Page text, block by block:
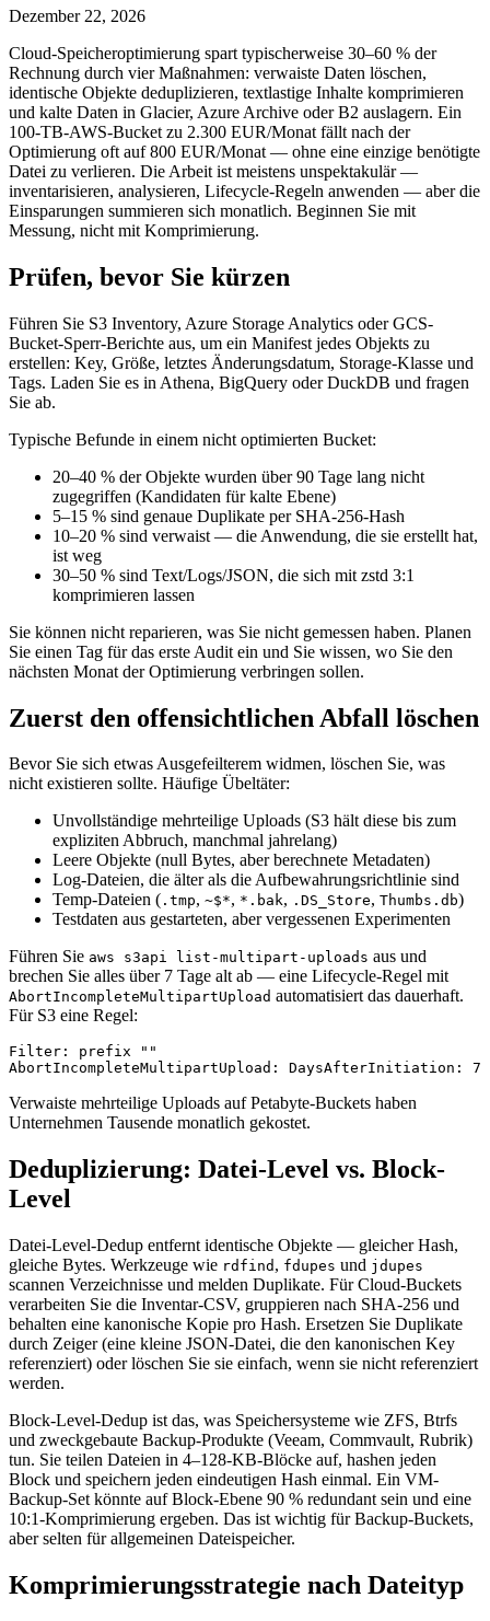
Dezember 22, 2026
Cloud-Speicheroptimierung spart typischerweise 30–60 % der
Rechnung durch vier Maßnahmen: verwaiste Daten löschen,
identische Objekte deduplizieren, textlastige Inhalte komprimieren
und kalte Daten in Glacier, Azure Archive oder B2 auslagern. Ein
100-TB-AWS-Bucket zu 2.300 EUR/Monat fällt nach der
Optimierung oft auf 800 EUR/Monat — ohne eine einzige benötigte
Datei zu verlieren. Die Arbeit ist meistens unspektakulär —
inventarisieren, analysieren, Lifecycle-Regeln anwenden — aber die
Einsparungen summieren sich monatlich. Beginnen Sie mit
Messung, nicht mit Komprimierung.
Prüfen, bevor Sie kürzen
Führen Sie S3 Inventory, Azure Storage Analytics oder GCS-
Bucket-Sperr-Berichte aus, um ein Manifest jedes Objekts zu
erstellen: Key, Größe, letztes Änderungsdatum, Storage-Klasse und
Tags. Laden Sie es in Athena, BigQuery oder DuckDB und fragen
Sie ab.
Typische Befunde in einem nicht optimierten Bucket:
20–40 % der Objekte wurden über 90 Tage lang nicht
zugegriffen (Kandidaten für kalte Ebene)
5–15 % sind genaue Duplikate per SHA-256-Hash
10–20 % sind verwaist — die Anwendung, die sie erstellt hat,
ist weg
30–50 % sind Text/Logs/JSON, die sich mit zstd 3:1
komprimieren lassen
Sie können nicht reparieren, was Sie nicht gemessen haben. Planen
Sie einen Tag für das erste Audit ein und Sie wissen, wo Sie den
nächsten Monat der Optimierung verbringen sollen.
Zuerst den offensichtlichen Abfall löschen
Bevor Sie sich etwas Ausgefeilterem widmen, löschen Sie, was
nicht existieren sollte. Häufige Übeltäter:
Unvollständige mehrteilige Uploads (S3 hält diese bis zum
expliziten Abbruch, manchmal jahrelang)
Leere Objekte (null Bytes, aber berechnete Metadaten)
Log-Dateien, die älter als die Aufbewahrungsrichtlinie sind
Temp-Dateien ( .tmp, ~$*, *.bak, .DS_Store, Thumbs.db)
Testdaten aus gestarteten, aber vergessenen Experimenten
Führen Sie aws s3api list-multipart-uploads aus und
brechen Sie alles über 7 Tage alt ab — eine Lifecycle-Regel mit
AbortIncompleteMultipartUpload automatisiert das dauerhaft.
Für S3 eine Regel:
Filter: prefix ""
Verwaiste mehrteilige Uploads auf Petabyte-Buckets haben
Unternehmen Tausende monatlich gekostet.
Deduplizierung: Datei-Level vs. Block-
Level
Datei-Level-Dedup entfernt identische Objekte — gleicher Hash,
gleiche Bytes. Werkzeuge wie rdfind , fdupes und jdupes
scannen Verzeichnisse und melden Duplikate. Für Cloud-Buckets
verarbeiten Sie die Inventar-CSV, gruppieren nach SHA-256 und
behalten eine kanonische Kopie pro Hash. Ersetzen Sie Duplikate
durch Zeiger (eine kleine JSON-Datei, die den kanonischen Key
referenziert) oder löschen Sie sie einfach, wenn sie nicht referenziert
werden.
Block-Level-Dedup ist das, was Speichersysteme wie ZFS, Btrfs
und zweckgebaute Backup-Produkte (Veeam, Commvault, Rubrik)
tun. Sie teilen Dateien in 4–128-KB-Blöcke auf, hashen jeden
Block und speichern jeden eindeutigen Hash einmal. Ein VM-
Backup-Set könnte auf Block-Ebene 90 % redundant sein und eine
10:1-Komprimierung ergeben. Das ist wichtig für Backup-Buckets,
aber selten für allgemeinen Dateispeicher.
Komprimierungsstrategie nach Dateityp